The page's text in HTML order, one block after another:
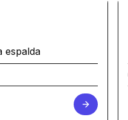
espalda